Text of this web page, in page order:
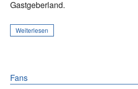
Gastgeberland.
Weiterlesen
Fans